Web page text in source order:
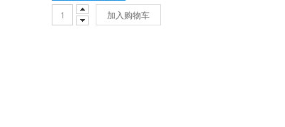
加入购物车